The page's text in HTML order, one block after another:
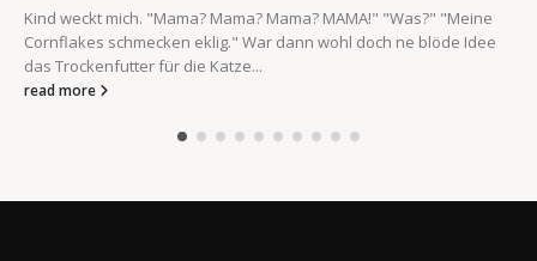
Kind weckt mich. "Mama? Mama? Mama? MAMA!" "Was?" "Meine
Cornflakes schmecken eklig." War dann wohl doch ne blöde Idee
das Trockenfutter für die Katze...
read more